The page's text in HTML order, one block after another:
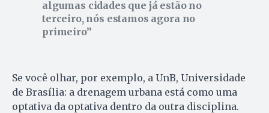
algumas cidades que já estão no
terceiro, nós estamos agora no
primeiro
Se você olhar, por exemplo, a UnB, Universidade
de Brasília: a drenagem urbana está como uma
optativa da optativa dentro da outra disciplina.